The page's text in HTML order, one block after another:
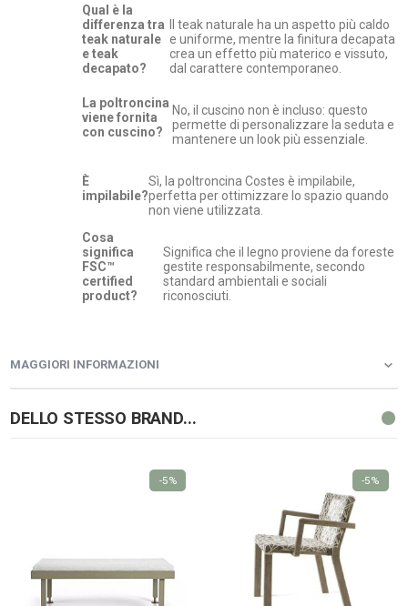
Qual è la
differenza tra
teak naturale
e teak
decapato?
Il teak naturale ha un aspetto più caldo
e uniforme, mentre la finitura decapata
crea un effetto più materico e vissuto,
dal carattere contemporaneo.
La poltroncina
viene fornita
con cuscino?
No, il cuscino non è incluso: questo
permette di personalizzare la seduta e
mantenere un look più essenziale.
È
impilabile?
Sì, la poltroncina Costes è impilabile,
perfetta per ottimizzare lo spazio quando
non viene utilizzata.
Cosa
significa
FSC™
certified
product?
Significa che il legno proviene da foreste
gestite responsabilmente, secondo
standard ambientali e sociali
riconosciuti.
MAGGIORI INFORMAZIONI
DELLO STESSO BRAND...
-5% -5%